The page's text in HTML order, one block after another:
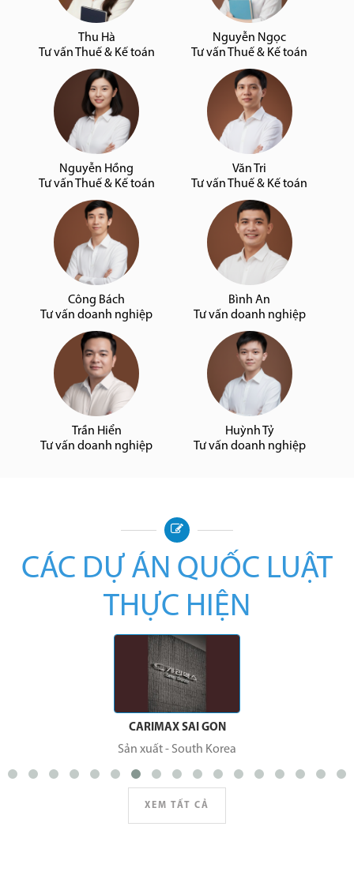
Thu Hà
Tư vấn Thuế & Kế toán
Nguyễn Ngọc
Tư vấn Thuế & Kế toán
Nguyễn Hồng
Tư vấn Thuế & Kế toán
Văn Tri
Tư vấn Thuế & Kế toán
Công Bách
Tư vấn doanh nghiệp
Bình An
Tư vấn doanh nghiệp
Trần Hiển
Tư vấn doanh nghiệp
Huỳnh Tỷ
Tư vấn doanh nghiệp
CÁC DỰ ÁN QUỐC LUẬT
THỰC HIỆN
OSLI
Thương mại-South Korea
XEM TẤT CẢ